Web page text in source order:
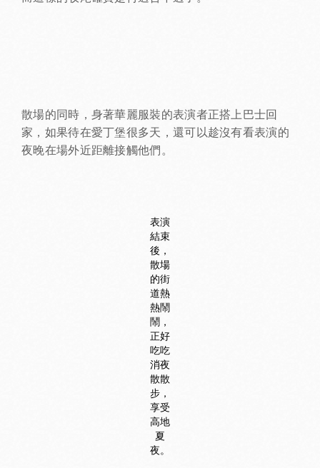
散場的同時，身著華麗服裝的表演者正搭上巴士回
家，如果待在愛丁堡很多天，還可以趁沒有看表演的
夜晚在場外近距離接觸他們。
表演
結束
後，
散場
的街
道熱
熱鬧
鬧，
正好
吃吃
消夜
散散
步，
享受
高地
夏
夜。